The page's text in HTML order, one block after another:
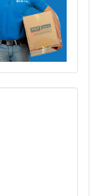
và sử dụng
ở đâu uy